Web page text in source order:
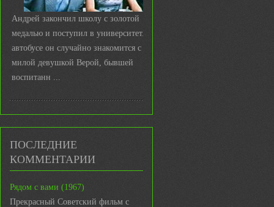
Андрей закончил школу с золотой
медалью и поступил в университет. В
автобусе он случайно знакомится с
милой девушкой Верой, бывшей
воспитанн ...
ПОСЛЕДНИЕ
КОММЕНТАРИИ
Рядом с вами (1967)
Прекрасный Советский фильм с